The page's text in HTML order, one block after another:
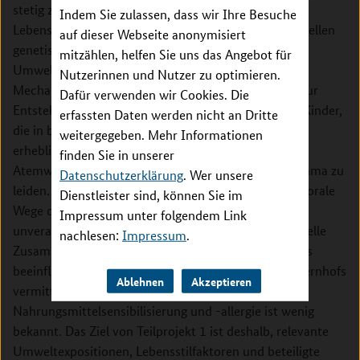
Indem Sie zulassen, dass wir Ihre Besuche
auf dieser Webseite anonymisiert
mitzählen, helfen Sie uns das Angebot für
Nutzerinnen und Nutzer zu optimieren.
Dafür verwenden wir Cookies. Die
erfassten Daten werden nicht an Dritte
weitergegeben. Mehr Informationen
finden Sie in unserer
Datenschutzerklärung. Wer unsere
Dienstleister sind, können Sie im
Impressum unter folgendem Link
nachlesen: Impressum.
Ablehnen Akzeptieren
stetig zugenommen. Dabei spielen Umwelt- und
Lebensstilfaktoren vor dem Hintergrund der individuellen
genetischen Prädisposition eine wichtige Rolle. Gen-
Umwelt-Interaktionen, die über epigenetische
Mechanismen vermittelt werden, können ebenfalls zur
Entstehung von Nahrungsmittelallergien beitragen. Kinder,
die in bäuerlicher Umgebung aufwachsen, haben ein
erheblich verringertes Risiko, an allergischen
Atemwegserkrankungen wie Heuschnupfen und Asthma zu
leiden. Dieser Schutz bezieht sich auf inhalative und orale
Wege der mikrobiellen Exposition in Tierställen und
unverarbeiteter Kuhmilch, die wiederum die mikrobielle
Zusammensetzung des Nasen- und Darmmikrobioms
beeinflussen und dadurch den Schutzeffekt des Bauernhofs
vermitteln. Über die Risikominderung der
Nahrungsmittelsensibilisierung und -allergie ist wenig
bekannt. Das Ziel von Teilprojekt 1 ist deshalb, relevante
Umweltexpositionen, Lebensstilfaktoren und beteiligte